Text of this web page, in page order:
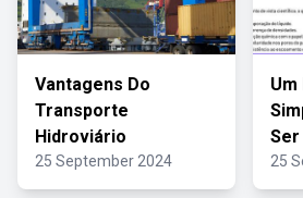
Vantagens Do
Transporte
Hidroviário
25 September 2024
Ser
25